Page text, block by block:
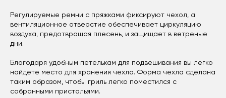
Регулируемые ремни с пряжками фиксируют чехол, а
вентиляционное отверстие обеспечивает циркуляцию
воздуха, предотвращая плесень, и защищает в ветреные
дни.
Благодаря удобным петелькам для подвешивания вы легко
найдете место для хранения чехла. Форма чехла сделана
таким образом, чтобы гриль легко поместился с
собранными пристольями.